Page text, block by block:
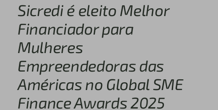
Sicredi é eleito Melhor
Financiador para
Mulheres
Empreendedoras das
Américas no Global SME
Finance Awards 2025